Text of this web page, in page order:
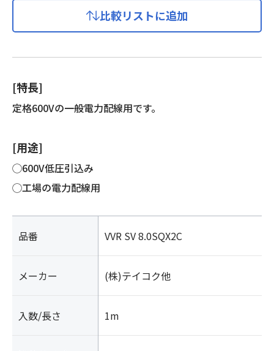
シ
ス
ル
個
比較リストに追加
[特長]
定格600Vの一般電力配線用です。
[用途]
◯600V低圧引込み
◯工場の電力配線用
品番 VVR SV 8.0SQX2C
メーカー (株)テイコク他
入数/長さ 1m